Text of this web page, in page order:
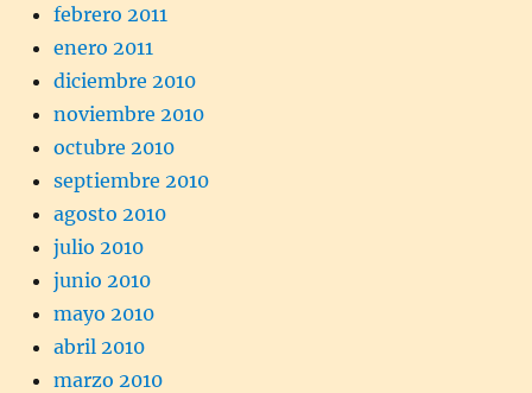
febrero 2011
enero 2011
diciembre 2010
noviembre 2010
octubre 2010
septiembre 2010
agosto 2010
julio 2010
junio 2010
mayo 2010
abril 2010
marzo 2010